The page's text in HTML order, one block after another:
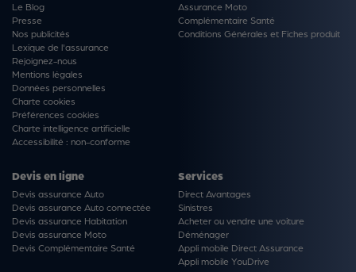
Le Blog
Presse
Nos publicités
Lexique de l'assurance
Rejoignez-nous
Mentions légales
Données personnelles
Charte cookies
Préférences cookies
Charte intelligence artificielle
Accessibilité : non-conforme
Assurance Moto
Complémentaire Santé
Conditions Générales et Fiches produit
Devis en ligne
Devis assurance Auto
Devis assurance Auto connectée
Devis assurance Habitation
Devis assurance Moto
Devis Complémentaire Santé
Services
Direct Avantages
Sinistres
Acheter ou vendre une voiture
Déménager
Appli mobile Direct Assurance
Appli mobile YouDrive